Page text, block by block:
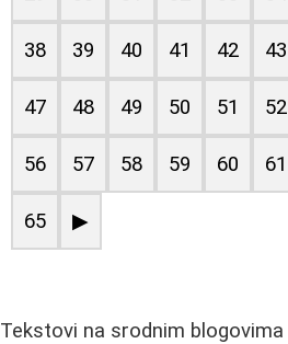
38 39 40 41 42 43
47 48 49 50 51 52
56 57 58 59 60 61
65 ▶
Tekstovi na srodnim blogovima